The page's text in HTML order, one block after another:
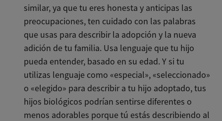
similar, ya que tu eres honesta y anticipas las
preocupaciones, ten cuidado con las palabras
que usas para describir la adopción y la nueva
adición de tu familia. Usa lenguaje que tu hijo
pueda entender, basado en su edad. Y si tu
utilizas lenguaje como «especial», «seleccionado»
o «elegido» para describir a tu hijo adoptado, tus
hijos biológicos podrían sentirse diferentes o
menos adorables porque tú estás describiendo al